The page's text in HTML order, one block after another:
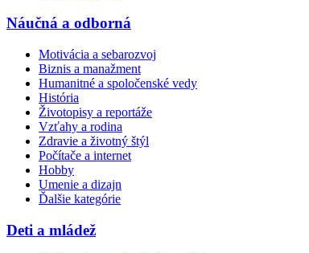
Náučná a odborná
Motivácia a sebarozvoj
Biznis a manažment
Humanitné a spoločenské vedy
História
Životopisy a reportáže
Vzťahy a rodina
Zdravie a životný štýl
Počítače a internet
Hobby
Umenie a dizajn
Ďalšie kategórie
Deti a mládež